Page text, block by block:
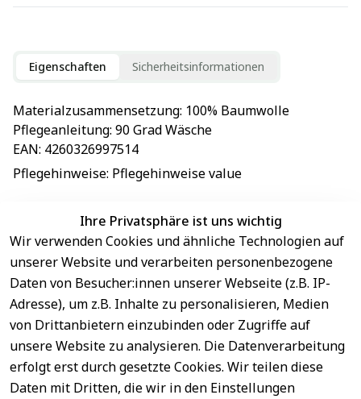
Eigenschaften Sicherheitsinformationen
Materialzusammensetzung: 100% Baumwolle
Pflegeanleitung: 90 Grad Wäsche
EAN: 4260326997514
Pflegehinweise: Pflegehinweise value
EU-Verantwortliche Person - klicken Sie für Details
Ihre Privatsphäre ist uns wichtig
Wir verwenden Cookies und ähnliche Technologien auf
unserer Website und verarbeiten personenbezogene
Daten von Besucher:innen unserer Webseite (z.B. IP-
Adresse), um z.B. Inhalte zu personalisieren, Medien
von Drittanbietern einzubinden oder Zugriffe auf
unsere Website zu analysieren. Die Datenverarbeitung
erfolgt erst durch gesetzte Cookies. Wir teilen diese
Daten mit Dritten, die wir in den Einstellungen